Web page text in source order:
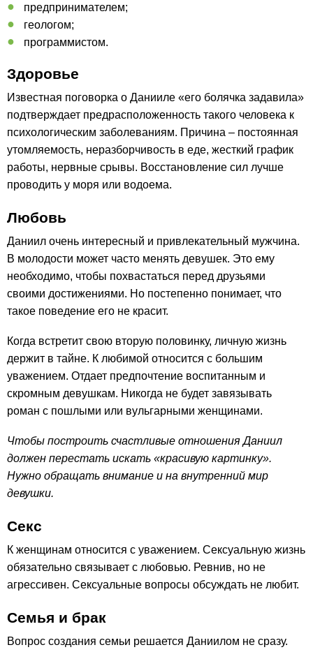
предпринимателем;
геологом;
программистом.
Здоровье
Известная поговорка о Данииле «его болячка задавила»
подтверждает предрасположенность такого человека к
психологическим заболеваниям. Причина – постоянная
утомляемость, неразборчивость в еде, жесткий график
работы, нервные срывы. Восстановление сил лучше
проводить у моря или водоема.
Любовь
Даниил очень интересный и привлекательный мужчина.
В молодости может часто менять девушек. Это ему
необходимо, чтобы похвастаться перед друзьями
своими достижениями. Но постепенно понимает, что
такое поведение его не красит.
Когда встретит свою вторую половинку, личную жизнь
держит в тайне. К любимой относится с большим
уважением. Отдает предпочтение воспитанным и
скромным девушкам. Никогда не будет завязывать
роман с пошлыми или вульгарными женщинами.
Чтобы построить счастливые отношения Даниил
должен перестать искать «красивую картинку».
Нужно обращать внимание и на внутренний мир
девушки.
Секс
К женщинам относится с уважением. Сексуальную жизнь
обязательно связывает с любовью. Ревнив, но не
агрессивен. Сексуальные вопросы обсуждать не любит.
Семья и брак
Вопрос создания семьи решается Даниилом не сразу.